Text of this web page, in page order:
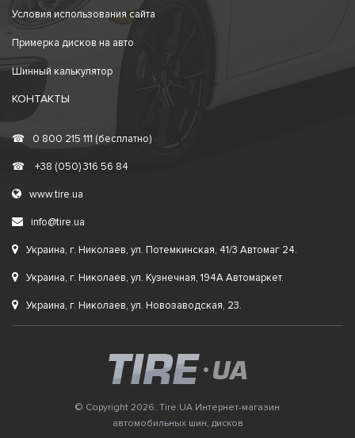
Условия использования сайта
Примерка дисков на авто
Шинный калькулятор
КОНТАКТЫ
☎ 0 800 215 111 (бесплатно)
☎ +38 (050) 316 56 84
www.tire.ua
info@tire.ua
Украина, г. Николаев, ул. Потемкинская, 41/3 Автомаг 24.
Украина, г. Николаев, ул. Кузнечная, 194А Автомаркет.
Украина, г. Николаев, ул. Новозаводская, 23.
© Copyright 2026. Tire.UA Интернет-магазин
автомобильных шин, дисков